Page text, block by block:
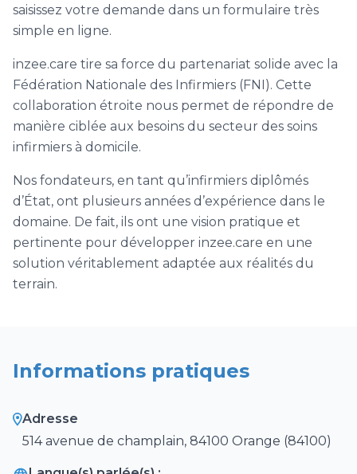
saisissez votre demande dans un formulaire très
simple en ligne.
inzee.care tire sa force du partenariat solide avec la
Fédération Nationale des Infirmiers (FNI). Cette
collaboration étroite nous permet de répondre de
manière ciblée aux besoins du secteur des soins
infirmiers à domicile.
Nos fondateurs, en tant qu’infirmiers diplômés
d’État, ont plusieurs années d’expérience dans le
domaine. De fait, ils ont une vision pratique et
pertinente pour développer inzee.care en une
solution véritablement adaptée aux réalités du
terrain.
Informations pratiques
Adresse
514 avenue de champlain, 84100 Orange (84100)